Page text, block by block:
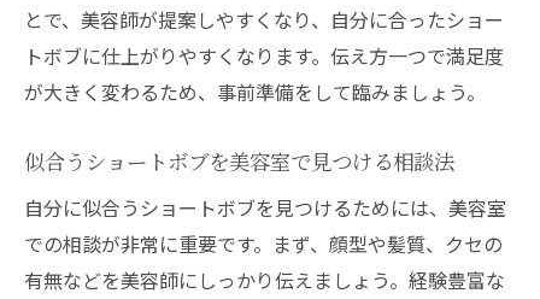
とで、美容師が提案しやすくなり、自分に合ったショー
トボブに仕上がりやすくなります。伝え方一つで満足度
が大きく変わるため、事前準備をして臨みましょう。
似合うショートボブを美容室で見つける相談法
自分に似合うショートボブを見つけるためには、美容室
での相談が非常に重要です。まず、顔型や髪質、クセの
有無などを美容師にしっかり伝えましょう。経験豊富な